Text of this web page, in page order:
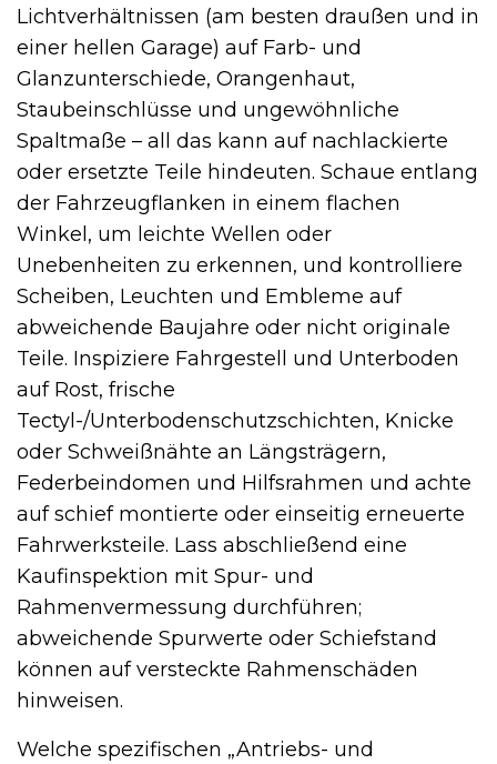
Lichtverhältnissen (am besten draußen und in
einer hellen Garage) auf Farb- und
Glanzunterschiede, Orangenhaut,
Staubeinschlüsse und ungewöhnliche
Spaltmaße – all das kann auf nachlackierte
oder ersetzte Teile hindeuten. Schaue entlang
der Fahrzeugflanken in einem flachen
Winkel, um leichte Wellen oder
Unebenheiten zu erkennen, und kontrolliere
Scheiben, Leuchten und Embleme auf
abweichende Baujahre oder nicht originale
Teile. Inspiziere Fahrgestell und Unterboden
auf Rost, frische
Tectyl-/Unterbodenschutzschichten, Knicke
oder Schweißnähte an Längsträgern,
Federbeindomen und Hilfsrahmen und achte
auf schief montierte oder einseitig erneuerte
Fahrwerksteile. Lass abschließend eine
Kaufinspektion mit Spur- und
Rahmenvermessung durchführen;
abweichende Spurwerte oder Schiefstand
können auf versteckte Rahmenschäden
hinweisen.
Welche spezifischen „Antriebs- und